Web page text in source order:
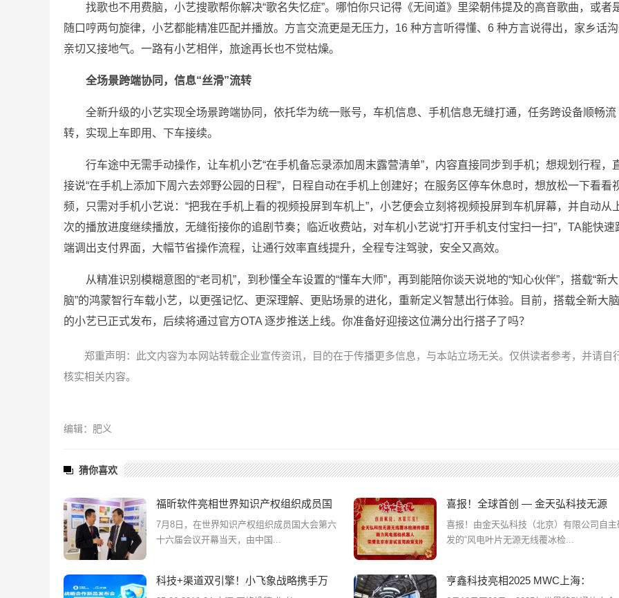
找歌也不用费脑，小艺搜歌帮你解决“歌名失忆症”。哪怕你只记得《无间道》里梁朝伟提及的高音歌曲，或者
随口哼两句旋律，小艺都能精准匹配并播放。方言交流更是无压力，16 种方言听得懂、6 种方言说得出，家乡话
亲切又接地气。一路有小艺相伴，旅途再长也不觉枯燥。
全场景跨端协同 ，信息“丝滑”流转
全新升级的小艺实现全场景跨端协同，依托华为统一账号，车机信息、手机信息无缝打通，任务跨设备顺畅流
转，实现上车即用、下车接续。
行车途中无需手动操作，让车机小艺“在手机备忘录添加周末露营清单”，内容直接同步到手机；想规划行程，
接说“在手机上添加下周六去郊野公园的日程”，日程自动在手机上创建好；在服务区停车休息时，想放松一下看看
频，只需对手机小艺说：“把我在手机上看的视频投屏到车机上”，小艺便会立刻将视频投屏到车机屏幕，并自动从
次的播放进度继续播放，无缝衔接你的追剧节奏；临近收费站，对车机小艺说“打开手机支付宝扫一扫”，TA能快速
端调出支付界面，大幅节省操作流程，让通行效率直线提升，全程专注驾驶，安全又高效。
从精准识别模糊意图的“老司机”，到秒懂全车设置的“懂车大师”，再到能陪你谈天说地的“知心伙伴”，搭载“新大
脑”的鸿蒙智行车载小艺，以更强记忆、更深理解、更贴场景的进化，重新定义智慧出行体验。目前，搭载全新大脑
的小艺已正式发布，后续将通过官方OTA 逐步推送上线。你准备好迎接这位满分出行搭子了吗？
郑重声明：此文内容为本网站转载企业宣传资讯，目的在于传播更多信息，与本站立场无关。仅供读者参考，并请自
核实相关内容。
编辑：肥义
猜你喜欢
福昕软件亮相世界知识产权组织成员国
7月8日，在世界知识产权组织成员国大会第六
十六届会议开幕当天，由中国...
喜报！全球首创 — 金天弘科技无源
喜报！由金天弘科技（北京）有限公司自主
发的“风电叶片无源无线覆冰检...
科技+渠道双引擎！小飞象战略携手万 亨鑫科技亮相2025 MWC上海：